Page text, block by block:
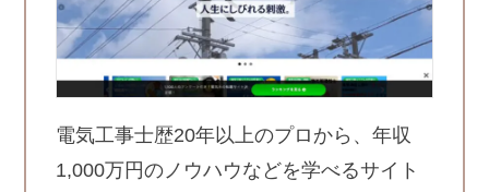
電気工事士歴20年以上のプロから、年収
1,000万円のノウハウなどを学べるサイト